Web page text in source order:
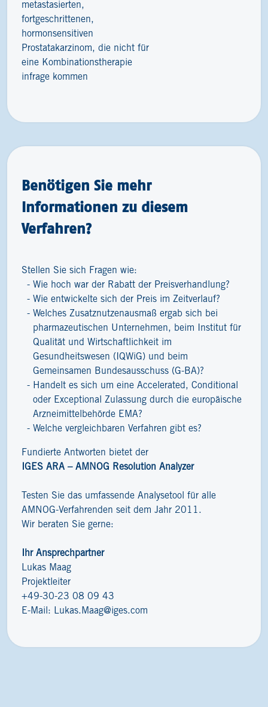
metastasierten,
fortgeschrittenen,
hormonsensitiven
Prostatakarzinom, die nicht für
eine Kombinationstherapie
infrage kommen
Benötigen Sie mehr
Informationen zu diesem
Verfahren?
Stellen Sie sich Fragen wie:
Wie hoch war der Rabatt der Preisverhandlung?
Wie entwickelte sich der Preis im Zeitverlauf?
Welches Zusatznutzenausmaß ergab sich bei
pharmazeutischen Unternehmen, beim Institut für
Qualität und Wirtschaftlichkeit im
Gesundheitswesen (IQWiG) und beim
Gemeinsamen Bundesausschuss (G-BA)?
Handelt es sich um eine Accelerated, Conditional
oder Exceptional Zulassung durch die europäische
Arzneimittelbehörde EMA?
Welche vergleichbaren Verfahren gibt es?
Fundierte Antworten bietet der
IGES ARA – AMNOG Resolution Analyzer
Testen Sie das umfassende Analysetool für alle
AMNOG-Verfahrenden seit dem Jahr 2011.
Wir beraten Sie gerne:
Ihr Ansprechpartner
Lukas Maag
Projektleiter
+49-30-23 08 09 43
E-Mail: Lukas.Maag@iges.com